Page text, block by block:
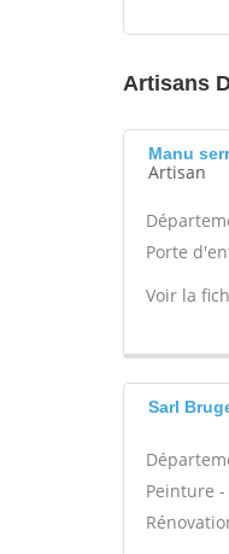
Artisans
Manu
Artisan
Porte
Voir la
Sarl
Peinture